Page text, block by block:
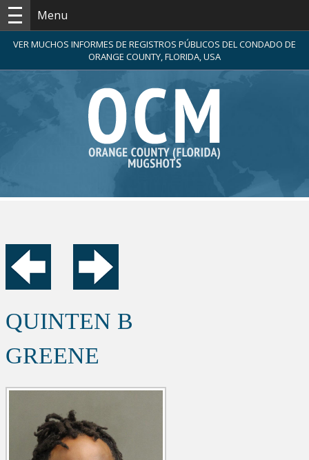
Menu
VER MUCHOS INFORMES DE REGISTROS PÚBLICOS DEL CONDADO DE
ORANGE COUNTY, FLORIDA, USA
QUINTEN B
GREENE